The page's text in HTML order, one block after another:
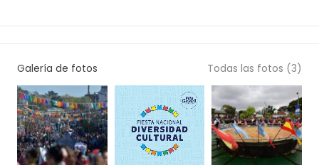
Galería de fotos Todas las fotos (3)